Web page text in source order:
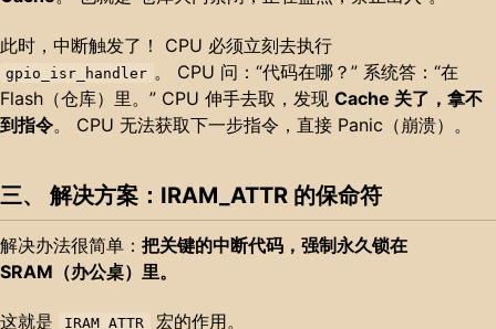
此时，中断触发了！ CPU 必须立刻去执行
gpio_isr_handler 。 CPU 问：“代码在哪？” 系统答：“在
Flash（仓库）里。” CPU 伸手去取，发现 Cache 关了，拿不
到指令。 CPU 无法获取下一步指令，直接 Panic（崩溃）。
三、 解决方案：IRAM_ATTR 的保命符
解决办法很简单： 把关键的中断代码，强制永久锁在
SRAM（办公桌）里。
这就是 IRAM_ATTR 宏的作用。